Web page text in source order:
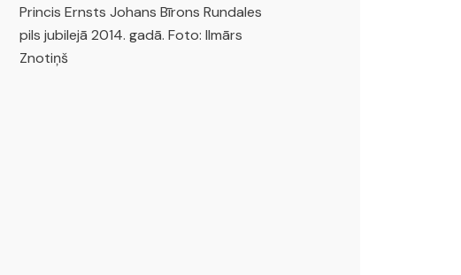
Princis Ernsts Johans Bīrons Rundales
pils jubilejā 2014. gadā. Foto: Ilmārs
Znotiņš